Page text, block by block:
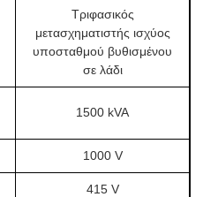
Τριφασικός
μετασχηματιστής ισχύος
υποσταθμού βυθισμένου
σε λάδι
1500 kVA
1000 V
415 V